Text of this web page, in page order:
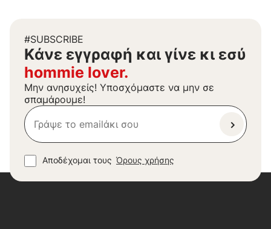
#SUBSCRIBE
Kάνε εγγραφή και γίνε κι εσύ
hommie lover.
Μην ανησυχείς! Υποσχόμαστε να μην σε
σπαμάρουμε!
Αποδέχομαι τους Όρους χρήσης